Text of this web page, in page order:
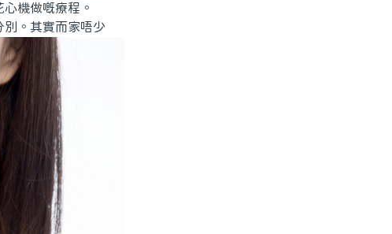
機做嘅療程。
。其實而家唔少